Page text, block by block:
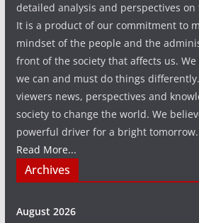
detailed analysis and perspectives
It is a product of our commitment to
mindset of the people and the
front of the society that affects us.
we can and must do things
viewers news, perspectives and
society to change the world. We
powerful driver for a bright tomorrow.
Read More...
Archives
August 2026